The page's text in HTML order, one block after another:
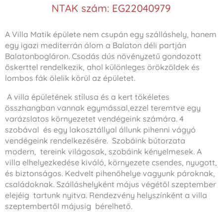
NTAK szám: EG22040979
A Villa Matik épülete nem csupán egy szálláshely, hanem
egy igazi mediterrán álom a Balaton déli partján
Balatonbogláron. Csodás dús növényzetű gondozott
őskerttel rendelkezik, ahol különleges örökzöldek és
lombos fák ölelik körül az épületet.
A villa épületének stílusa és a kert tökéletes
összhangban vannak egymással,ezzel teremtve egy
varázslatos környezetet vendégeink számára. 4
szobával és egy lakosztállyal állunk pihenni vágyó
vendégeink rendelkezésére. Szobáink bútorzata
modern, tereink világosak, szobáink kényelmesek. A
villa elhelyezkedése kiváló, környezete csendes, nyugott,
és biztonságos. Kedvelt pihenőhelye vagyunk pároknak,
családoknak. Szálláshelyként május végétől szeptember
elejéig tartunk nyitva. Rendezvény helyszínként a villa
szeptembertől májusig bérelhető.